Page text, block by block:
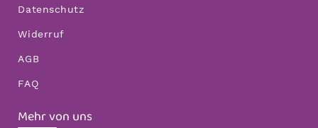
Datenschutz
Widerruf
AGB
FAQ
Mehr von uns